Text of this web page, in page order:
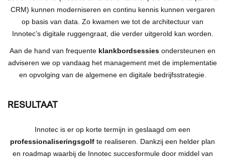
CRM) kunnen moderniseren en continu kennis kunnen vergaren
op basis van data. Zo kwamen we tot de architectuur van
Innotec’s digitale ruggengraat, die verder uitgerold kan worden.
Aan de hand van frequente klankbordsessies ondersteunen en
adviseren we op vandaag het management met de implementatie
en opvolging van de algemene en digitale bedrijfsstrategie.
RESULTAAT
Innotec is er op korte termijn in geslaagd om een
professionaliseringsgolf te realiseren. Dankzij een helder plan
en roadmap waarbij de Innotec succesformule door middel van